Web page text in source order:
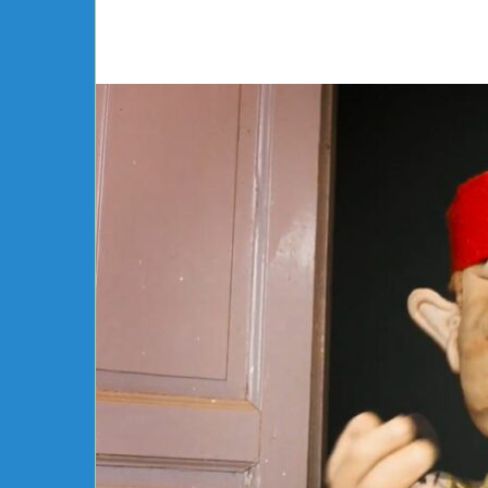
الرياضي بساقية الدائر يتعاقد رسميًا مع
مفتي
الجمهورية
مواطنة
الجمهورية